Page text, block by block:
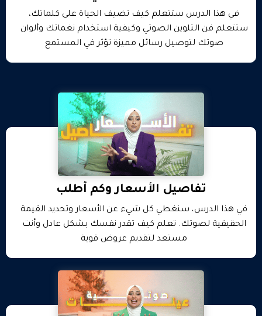
في هذا الدرس ستتعلم كيف تضيف الحياة على كلماتك،
ستتعلم فن التلوين الصوتي وكيفية استخدام نغماتك وألوان
صوتك لتوصيل رسائل مميزة تؤثر في المستمع
تفاصيل الأسعار وكم أطلب
في هذا الدرس، سنغطي كل شيء عن الأسعار وتحديد القيمة
الحقيقية لصوتك. تعلم كيف تقدر نفسك بشكل عادل وأنت
مستعد لتقديم عروض قوية